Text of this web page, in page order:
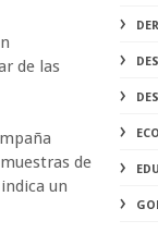
de las
de
un